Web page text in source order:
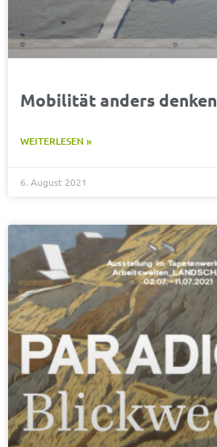
Mobilität anders denken
WEITERLESEN »
6. August 2021